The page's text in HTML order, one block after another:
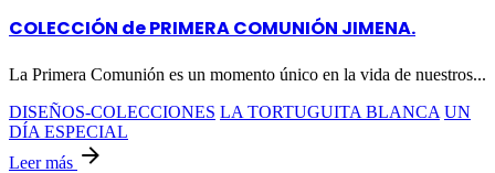
COLECCIÓN de PRIMERA COMUNIÓN JIMENA.
La Primera Comunión es un momento único en la vida de nuestros...
DISEÑOS-COLECCIONES LA TORTUGUITA BLANCA UN
DÍA ESPECIAL
Leer más